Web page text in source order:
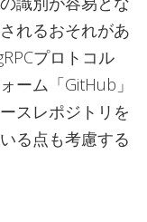
れるおそれがあ
プロトコル
ーム「GitHub」
スレポジトリを
る点も考慮する